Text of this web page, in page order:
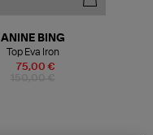
75,00 €
ANINE BING
Top Eva Iron